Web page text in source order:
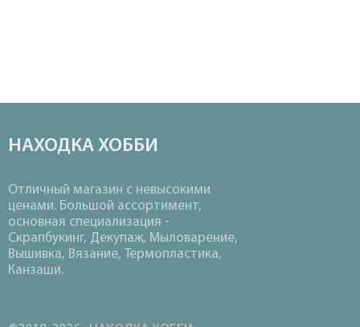
НАХОДКА ХОББИ
Отличный магазин с невысокими
ценами. Большой ассортимент,
основная специализация -
Скрапбукинг, Декупаж, Мыловарение,
Вышивка, Вязание, Термопластика,
Канзаши.